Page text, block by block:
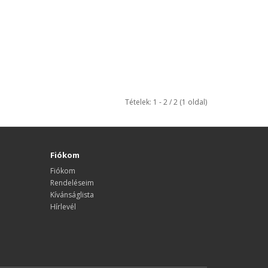
Tételek: 1 - 2 / 2 (1 oldal)
Fiókom
Fiókom
Rendeléseim
Kívánságlista
Hírlevél